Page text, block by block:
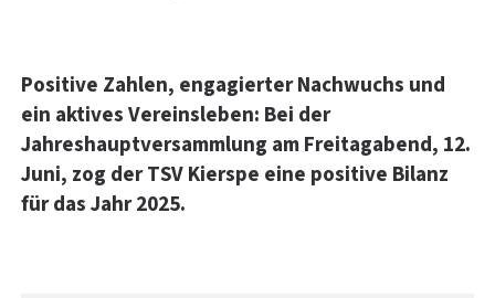
Positive Zahlen, engagierter Nachwuchs und
ein aktives Vereinsleben: Bei der
Jahreshauptversammlung am Freitagabend, 12.
Juni, zog der TSV Kierspe eine positive Bilanz
für das Jahr 2025.